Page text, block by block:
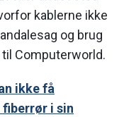
kablerne ikke
og brug
Computerworld.
ikke få
fiberrør i sin